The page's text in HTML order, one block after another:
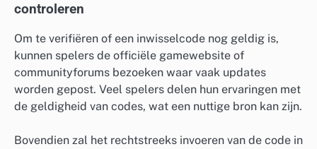
controleren
Om te verifiëren of een inwisselcode nog geldig is,
kunnen spelers de officiële gamewebsite of
communityforums bezoeken waar vaak updates
worden gepost. Veel spelers delen hun ervaringen met
de geldigheid van codes, wat een nuttige bron kan zijn.
Bovendien zal het rechtstreeks invoeren van de code in